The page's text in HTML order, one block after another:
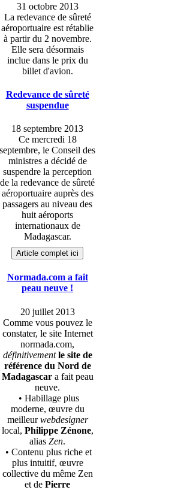
31 octobre 2013
La redevance de sûreté
aéroportuaire est rétablie
à partir du 2 novembre.
Elle sera désormais
inclue dans le prix du
billet d'avion.
Redevance de sûreté
suspendue
18 septembre 2013
Ce mercredi 18
septembre, le Conseil des
ministres a décidé de
suspendre la perception
de la redevance de sûreté
aéroportuaire auprès des
passagers au niveau des
huit aéroports
internationaux de
Madagascar.
Article complet ici
Normada.com a fait
peau neuve !
20 juillet 2013
Comme vous pouvez le
constater, le site Internet
normada.com,
définitivement le site de
référence du Nord de
Madagascara fait peau
neuve.
• Habillage plus
moderne, œuvre du
meilleurwebdesigner
local, Philippe Zénone,
alias Zen.
• Contenu plus riche et
plus intuitif, œuvre
collective du même Zen
et de Pierre